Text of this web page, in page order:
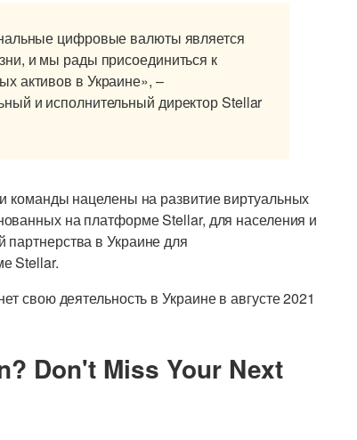
цифровые валюты является
и мы рады присоединиться к
активов в Украине», –
и исполнительный директор Stellar
команды нацелены на развитие виртуальных
на платформе Stellar, для населения и
в Украине для
Stellar.
свою деятельность в Украине в августе 2021
Don't Miss Your Next